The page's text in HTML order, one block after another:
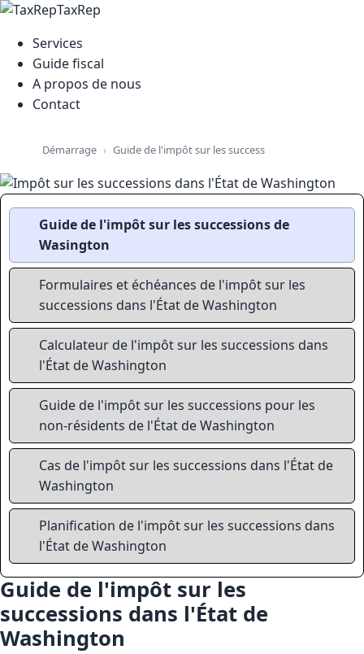
TaxRep
Services
Guide fiscal
A propos de nous
Contact
Démarrage Guide de l'impôt sur les successions, le patrimoine
Guide de l'impôt sur les successions de
Wasington
Formulaires et échéances de l'impôt sur les
successions dans l'État de Washington
Calculateur de l'impôt sur les successions dans
l'État de Washington
Guide de l'impôt sur les successions pour les
non-résidents de l'État de Washington
Cas de l'impôt sur les successions dans l'État de
Washington
Planification de l'impôt sur les successions dans
l'État de Washington
Guide de l'impôt sur les
successions dans l'État de
Washington